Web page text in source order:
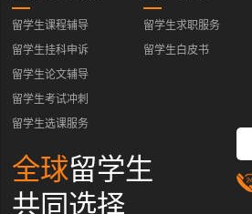
留学生课程辅导
留学生挂科申诉
留学生论文辅导
留学生考试冲刺
留学生选课服务
留学生求职服务
留学生白皮书
全球留学生
共同选择